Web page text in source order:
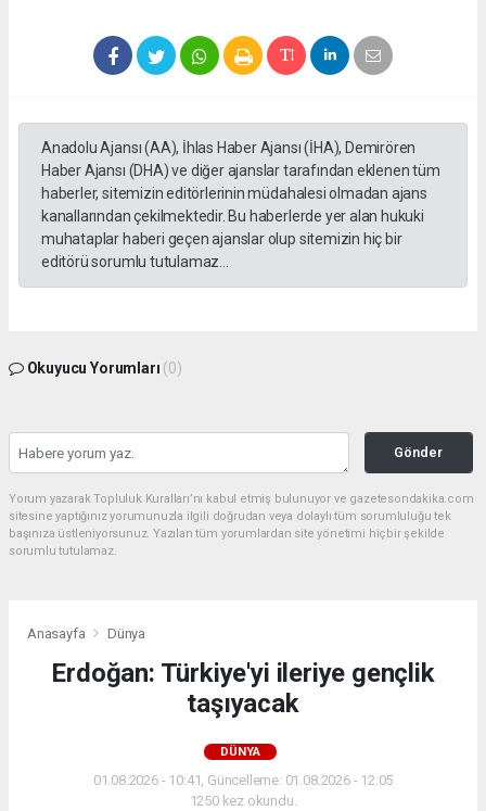
Anadolu Ajansı (AA), İhlas Haber Ajansı (İHA), Demirören
Haber Ajansı (DHA) ve diğer ajanslar tarafından eklenen tüm
haberler, sitemizin editörlerinin müdahalesi olmadan ajans
kanallarından çekilmektedir. Bu haberlerde yer alan hukuki
muhataplar haberi geçen ajanslar olup sitemizin hiç bir
editörü sorumlu tutulamaz...
Okuyucu Yorumları (0)
Gönder
Yorum yazarak Topluluk Kuralları’nı kabul etmiş bulunuyor ve gazetesondakika.com
sitesine yaptığınız yorumunuzla ilgili doğrudan veya dolaylı tüm sorumluluğu tek
başınıza üstleniyorsunuz. Yazılan tüm yorumlardan site yönetimi hiçbir şekilde
sorumlu tutulamaz.
Anasayfa Dünya
Erdoğan: Türkiye'yi ileriye gençlik
taşıyacak
DÜNYA
01.08.2026 - 10:41, Güncelleme: 01.08.2026 - 12:05
1250 kez okundu.